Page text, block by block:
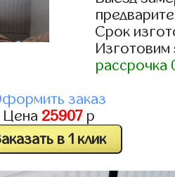
Срок
рассрочка
заказ
Цена 25907р
в 1 клик